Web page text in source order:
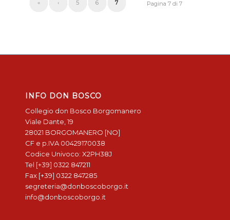
Pagina 7 di 7
« ‹ 5 6 7
INFO DON BOSCO
Collegio don Bosco Borgomanero
Viale Dante, 19
28021 BORGOMANERO [NO]
CF e p.IVA 00429170038
Codice Univoco: X2PH38J
Tel [+39] 0322 847211
Fax [+39] 0322 847285
segreteria@donboscoborgo.it
info@donboscoborgo.it